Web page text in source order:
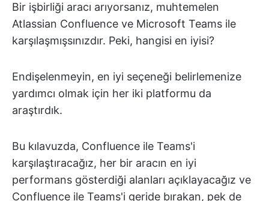
Bir işbirliği aracı arıyorsanız, muhtemelen
Atlassian Confluence ve Microsoft Teams ile
karşılaşmışsınızdır. Peki, hangisi en iyisi?
Endişelenmeyin, en iyi seçeneği belirlemenize
yardımcı olmak için her iki platformu da
araştırdık.
Bu kılavuzda, Confluence ile Teams'i
karşılaştıracağız, her bir aracın en iyi
performans gösterdiği alanları açıklayacağız ve
Confluence ile Teams'i geride bırakan, pek de